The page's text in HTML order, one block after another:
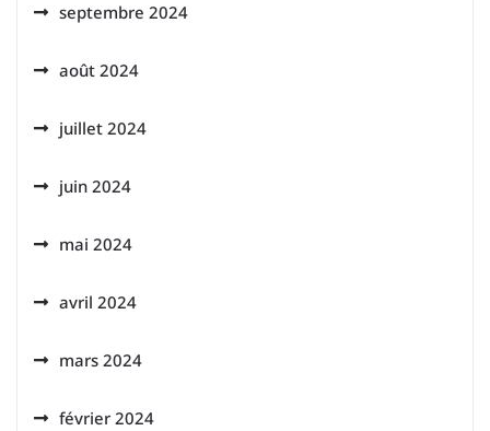
septembre 2024
août 2024
juillet 2024
juin 2024
mai 2024
avril 2024
mars 2024
février 2024